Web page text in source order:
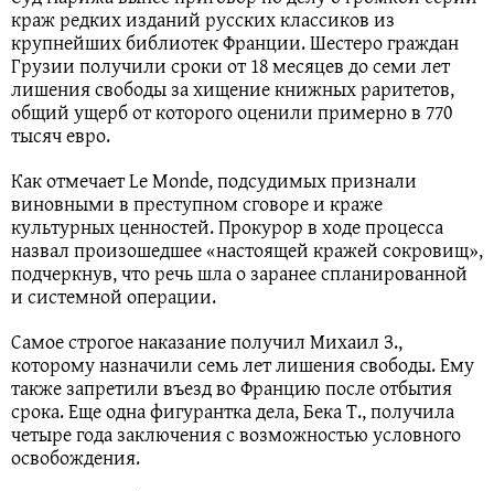
краж редких изданий русских классиков из
крупнейших библиотек Франции. Шестеро граждан
Грузии получили сроки от 18 месяцев до семи лет
лишения свободы за хищение книжных раритетов,
общий ущерб от которого оценили примерно в 770
тысяч евро.
Как отмечает Le Monde, подсудимых признали
виновными в преступном сговоре и краже
культурных ценностей. Прокурор в ходе процесса
назвал произошедшее «настоящей кражей сокровищ»,
подчеркнув, что речь шла о заранее спланированной
и системной операции.
Самое строгое наказание получил Михаил З.,
которому назначили семь лет лишения свободы. Ему
также запретили въезд во Францию после отбытия
срока. Еще одна фигурантка дела, Бека Т., получила
четыре года заключения с возможностью условного
освобождения.